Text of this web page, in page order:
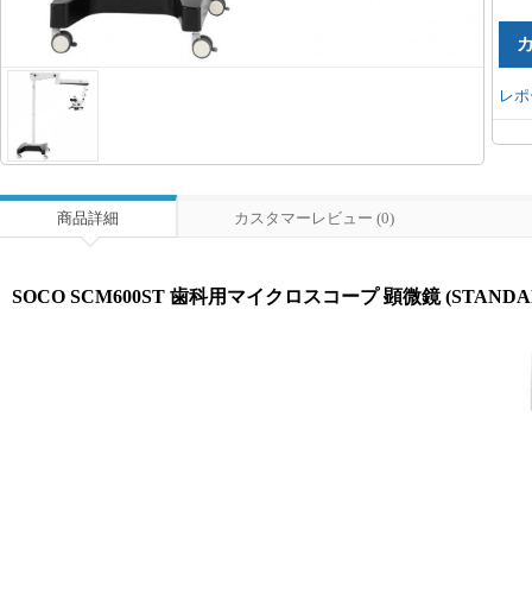
レ
商品詳細 カスタマーレビュー (0)
SOCO SCM600ST 歯科用マイクロスコープ 顕微鏡